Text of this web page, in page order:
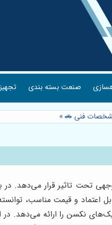
صنعت بسته بندی
مشخصات فنی 🚗»
تحت تاثیر قرار می‌دهد. در
و قیمت مناسب،
نکسن را ارائه می‌دهد.